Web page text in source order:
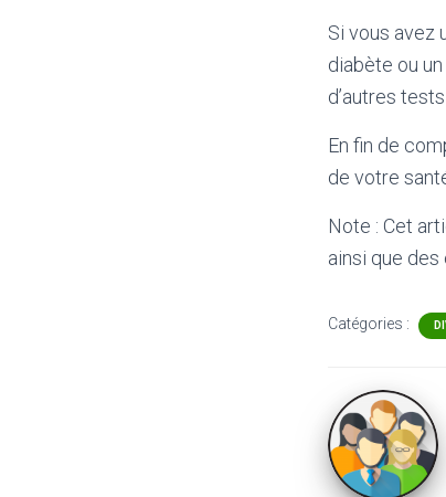
Si vous avez
diabète ou
d’autres
En fin de
de votre
Note : Cet
ainsi que des
Catégories :